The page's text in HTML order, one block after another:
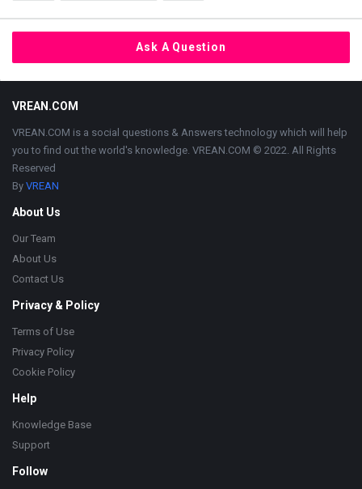
Ask A Question
Footer
VREAN.COM
VREAN.COM is a social questions & Answers technology which will help
you to find out the world's knowledge. VREAN.COM © 2022. All Rights
Reserved
By VREAN
About Us
Our Team
About Us
Contact Us
Privacy & Policy
Terms of Use
Privacy Policy
Cookie Policy
Help
Knowledge Base
Support
Follow